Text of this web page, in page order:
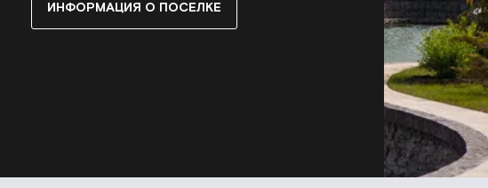
ИНФОРМАЦИЯ О ПОСЕЛКЕ